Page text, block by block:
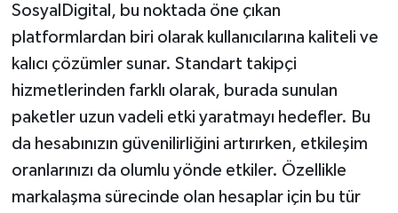
SosyalDigital, bu noktada öne çıkan
platformlardan biri olarak kullanıcılarına kaliteli ve
kalıcı çözümler sunar. Standart takipçi
hizmetlerinden farklı olarak, burada sunulan
paketler uzun vadeli etki yaratmayı hedefler. Bu
da hesabınızın güvenilirliğini artırırken, etkileşim
oranlarınızı da olumlu yönde etkiler. Özellikle
markalaşma sürecinde olan hesaplar için bu tür